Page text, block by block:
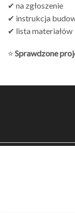
✔ na zgłoszenie
✔ instrukcja
✔ lista materiałów
⭐ Sprawdzone